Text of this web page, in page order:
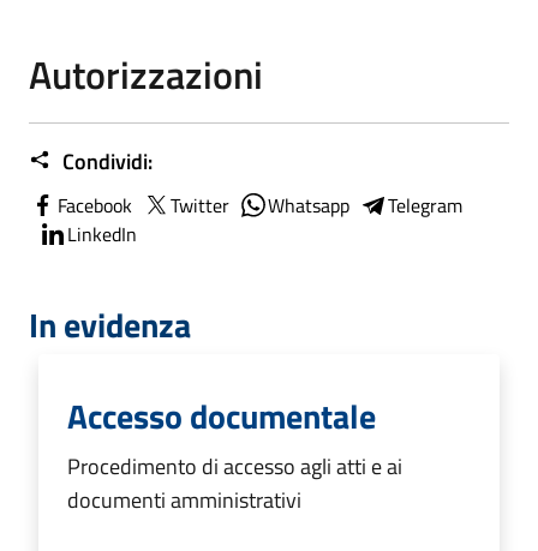
Autorizzazioni
Condividi:
Facebook Twitter Whatsapp
Telegram
LinkedIn
In evidenza
Accesso documentale
Procedimento di accesso agli atti e ai
documenti amministrativi